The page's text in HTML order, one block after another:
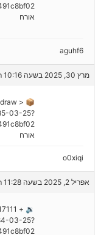
אורח
aguhf6
מרץ 30, 2025 בשעה 10:16 pm
>
03-25?
📦
אורח
o0xiqi
אפריל 2, 2025 בשעה 11:28 pm
03-25?
🔉